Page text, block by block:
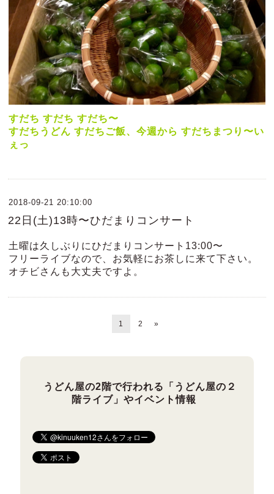
すだち すだち すだち〜
すだちうどん すだちご飯、今週から すだちまつり〜い
ぇっ
2018-09-21 20:10:00
22日(土)13時〜ひだまりコンサート
土曜は久しぶりにひだまりコンサート13:00〜
フリーライブなので、お気軽にお茶しに来て下さい。
オチビさんも大丈夫ですよ。
1 2 »
うどん屋の2階で行われる「うどん屋の２
階ライブ」やイベント情報